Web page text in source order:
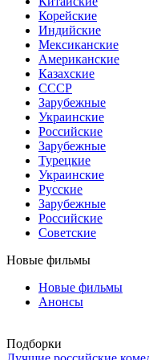
Корейские
Индийские
Мексиканские
Американские
Казахские
СССР
Зарубежные
Украинские
Российские
Зарубежные
Турецкие
Украинские
Русские
Зарубежные
Российские
Советские
Новые фильмы
Новые фильмы
Анонсы
Подборки